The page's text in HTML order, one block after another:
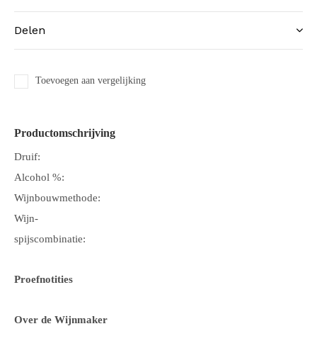
Delen
Toevoegen aan vergelijking
Productomschrijving
Druif:
Alcohol %:
Wijnbouwmethode:
Wijn-
spijscombinatie:
Proefnotities
Over de Wijnmaker